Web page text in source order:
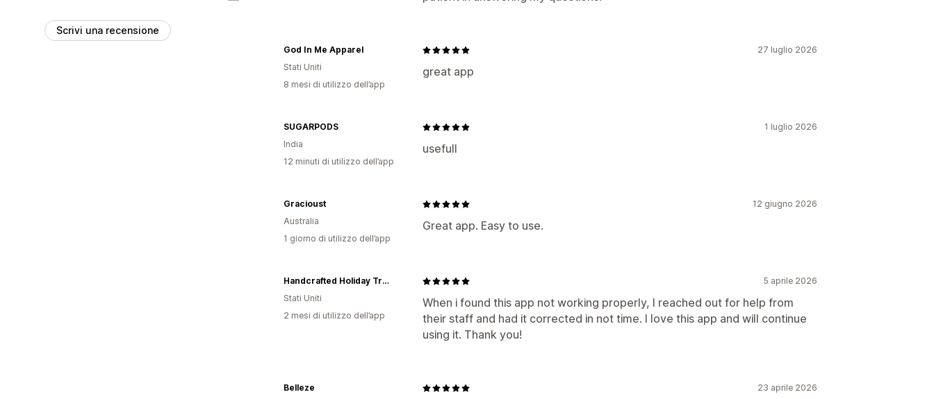
Scrivi una recensione
27 luglio 2026
great app
God In Me Apparel
Stati Uniti
8 mesi di utilizzo dell’app
1 luglio 2026
usefull
SUGARPODS
India
12 minuti di utilizzo dell’app
12 giugno 2026
Great app. Easy to use.
Gracioust
Australia
1 giorno di utilizzo dell’app
5 aprile 2026
When i found this app not working properly, I reached out for help from
their staff and had it corrected in not time. I love this app and will continue
using it. Thank you!
Handcrafted Holiday Traditions
Stati Uniti
2 mesi di utilizzo dell’app
23 aprile 2026
Belleze